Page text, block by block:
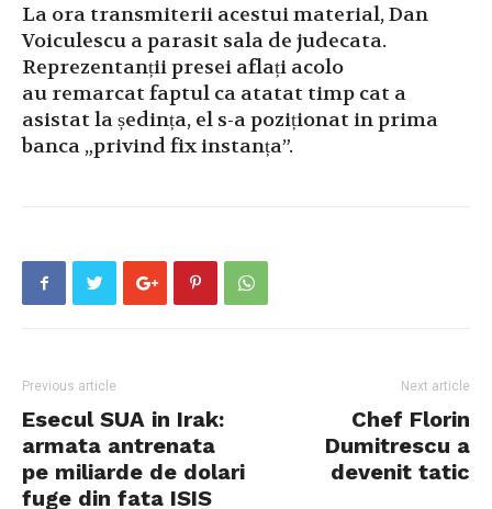
La ora transmiterii acestui material, Dan
Voiculescu a parasit sala de judecata.
Reprezentanții presei aflați acolo
au remarcat faptul ca atatat timp cat a
asistat la ședința, el s-a poziționat in prima
banca „privind fix instanța”.
Previous article
Esecul SUA in Irak:
armata antrenata
pe miliarde de dolari
fuge din fata ISIS
Next article
Chef Florin
Dumitrescu a
devenit tatic